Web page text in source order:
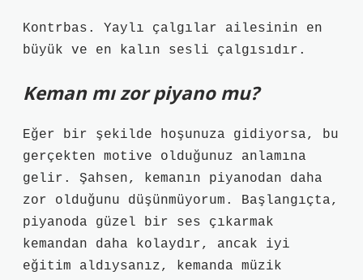
Kontrbas. Yaylı çalgılar ailesinin en
büyük ve en kalın sesli çalgısıdır.
Keman mı zor piyano mu?
Eğer bir şekilde hoşunuza gidiyorsa, bu
gerçekten motive olduğunuz anlamına
gelir. Şahsen, kemanın piyanodan daha
zor olduğunu düşünmüyorum. Başlangıçta,
piyanoda güzel bir ses çıkarmak
kemandan daha kolaydır, ancak iyi
eğitim aldıysanız, kemanda müzik